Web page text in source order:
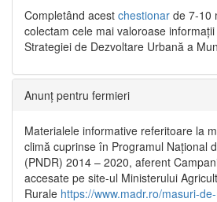
Completând acest chestionar de 7-10
colectam cele mai valoroase
Strategiei de Dezvoltare Urbană a
Anunț pentru fermieri
Materialele informative referitoare la
climă cuprinse în Programul Național
(PNDR) 2014 – 2020, aferent
accesate pe site-ul Ministerului
Rurale https://www.madr.ro/masuri-